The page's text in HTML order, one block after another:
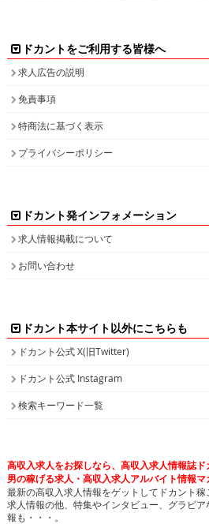
ドカントをご利用する皆様へ
求人広告の説明
免責事項
特商法に基づく表示
プライバシーポリシー
ドカント発インフォメーション
求人情報掲載について
お問い合わせ
ドカント本サイト以外にこちらも
ドカント公式 X(旧Twitter)
ドカント公式 Instagram
検索キーワード一覧
高収入求人をお探しなら、高収入求人情報誌ド
男の稼げる求人・高収入求人アルバイト情報マ
最新の高収入求人情報をゲットしてドカント稼
求人情報の他、特集やインタビュー、グラビ
報も・・・。